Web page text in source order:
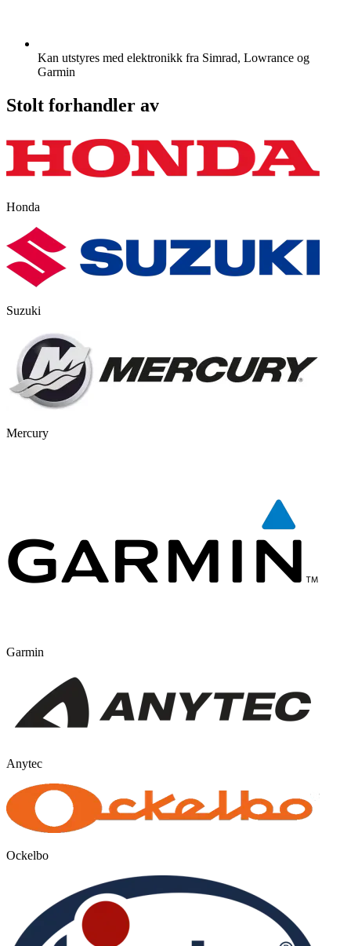
Kan utstyres med elektronikk fra Simrad, Lowrance og
Garmin
Stolt forhandler av
Honda
Suzuki
Mercury
Garmin
Anytec
Ockelbo